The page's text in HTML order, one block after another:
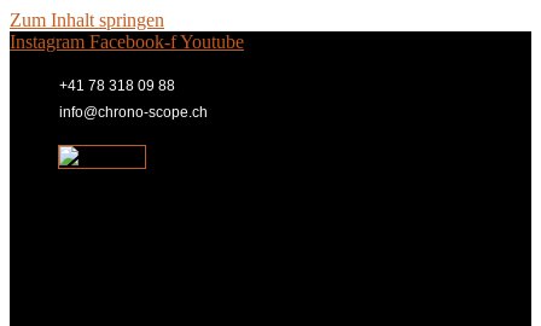
Zum Inhalt springen
Instagram Facebook-fYoutube
+41 78 318 09 88
info@chrono-scope.ch